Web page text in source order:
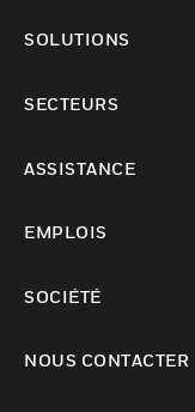
SOLUTIONS
SECTEURS
ASSISTANCE
EMPLOIS
SOCIÉTÉ
NOUS CONTACTER